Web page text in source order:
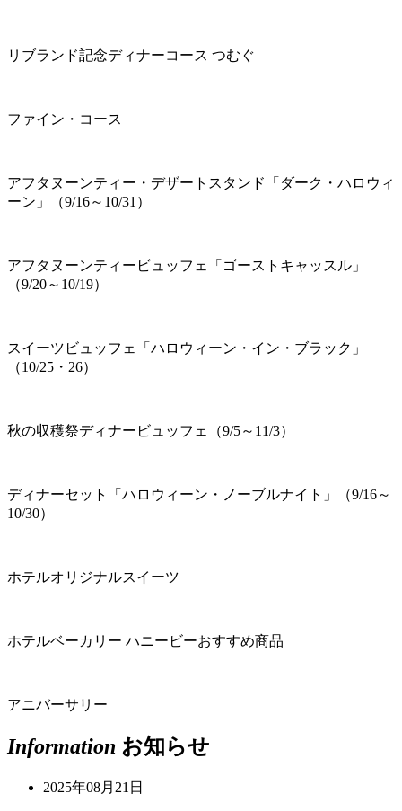
リブランド記念ディナーコース つむぐ
ファイン・コース
アフタヌーンティー・デザートスタンド「ダーク・ハロウィ
ーン」（9/16～10/31）
アフタヌーンティービュッフェ「ゴーストキャッスル」
（9/20～10/19）
スイーツビュッフェ「ハロウィーン・イン・ブラック」
（10/25・26）
秋の収穫祭ディナービュッフェ（9/5～11/3）
ディナーセット「ハロウィーン・ノーブルナイト」（9/16～
10/30）
ホテルオリジナルスイーツ
ホテルベーカリー ハニービーおすすめ商品
アニバーサリー
Information お知らせ
2025年08月21日